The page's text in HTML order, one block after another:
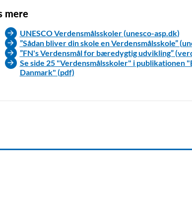
mere
UNESCO Verdensmålsskoler (unesco-asp.dk)
”Sådan bliver din skole en Verdensmålsskole”
”FN's Verdensmål for bæredygtig udvikling”
Se side 25 "Verdensmålsskoler" i publikationen
Danmark" (pdf)